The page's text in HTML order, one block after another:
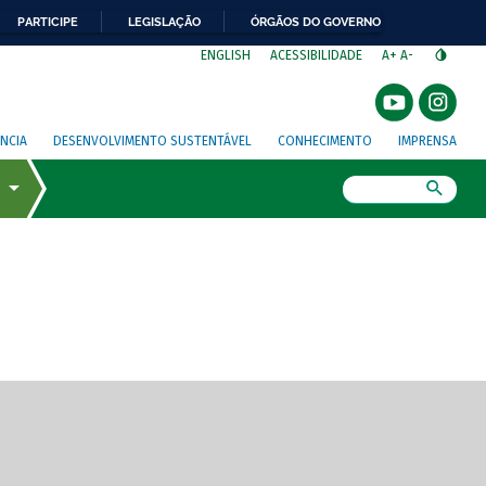
PARTICIPE LEGISLAÇÃO ÓRGÃOS DO GOVERNO
ENGLISH ACESSIBILIDADE A+ A-
DESENVOLVIMENTO SUSTENTÁVEL CONHECIMENTO IMPRENSA
de tela